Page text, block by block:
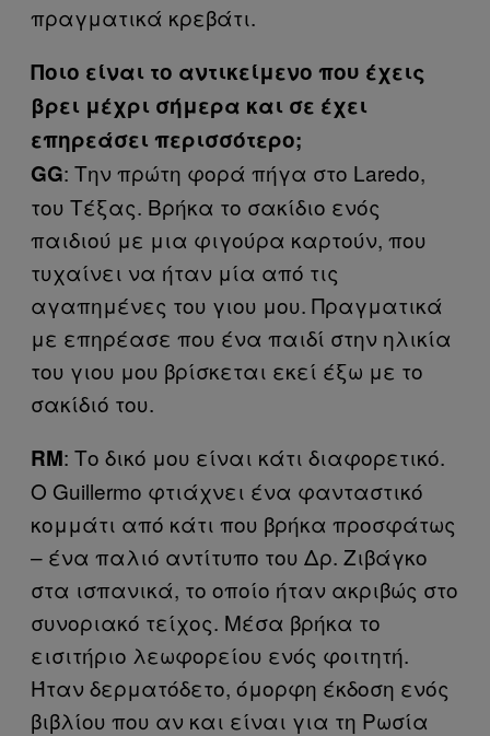
πραγματικά κρεβάτι.
Ποιο είναι το αντικείμενο που έχεις
βρει μέχρι σήμερα και σε έχει
επηρεάσει περισσότερο;
GG: Την πρώτη φορά πήγα στο Laredo,
του Τέξας. Βρήκα το σακίδιο ενός
παιδιού με μια φιγούρα καρτούν, που
τυχαίνει να ήταν μία από τις
αγαπημένες του γιου μου. Πραγματικά
με επηρέασε που ένα παιδί στην ηλικία
του γιου μου βρίσκεται εκεί έξω με το
σακίδιό του.
RM: Το δικό μου είναι κάτι διαφορετικό.
Ο Guillermo φτιάχνει ένα φανταστικό
κομμάτι από κάτι που βρήκα προσφάτως
– ένα παλιό αντίτυπο του Δρ. Ζιβάγκο
στα ισπανικά, το οποίο ήταν ακριβώς στο
συνοριακό τείχος. Μέσα βρήκα το
εισιτήριο λεωφορείου ενός φοιτητή.
Ήταν δερματόδετο, όμορφη έκδοση ενός
βιβλίου που αν και είναι για τη Ρωσία